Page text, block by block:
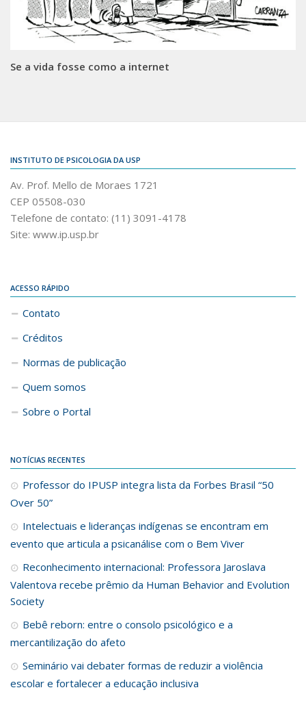
Se a vida fosse como a internet
INSTITUTO DE PSICOLOGIA DA USP
Av. Prof. Mello de Moraes 1721
CEP 05508-030
Telefone de contato: (11) 3091-4178
Site: www.ip.usp.br
ACESSO RÁPIDO
Contato
Créditos
Normas de publicação
Quem somos
Sobre o Portal
NOTÍCIAS RECENTES
Professor do IPUSP integra lista da Forbes Brasil “50
Over 50”
Intelectuais e lideranças indígenas se encontram em
evento que articula a psicanálise com o Bem Viver
Reconhecimento internacional: Professora Jaroslava
Valentova recebe prêmio da Human Behavior and Evolution
Society
Bebê reborn: entre o consolo psicológico e a
mercantilização do afeto
Seminário vai debater formas de reduzir a violência
escolar e fortalecer a educação inclusiva